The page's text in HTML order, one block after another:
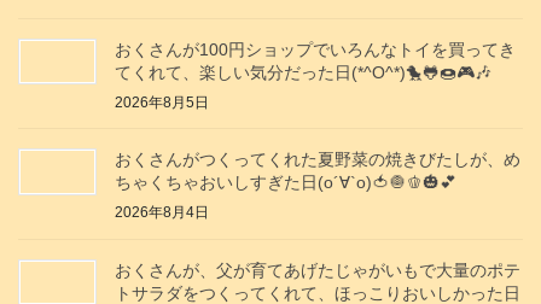
おくさんが100円ショップでいろんなトイを買ってき
てくれて、楽しい気分だった日(*^O^*)🐤🐸🍩🎮️🎶
2026年8月5日
おくさんがつくってくれた夏野菜の焼きびたしが、め
ちゃくちゃおいしすぎた日(о´∀`о)🍅🧅🫑🎃💕
2026年8月4日
おくさんが、父が育てあげたじゃがいもで大量のポテ
トサラダをつくってくれて、ほっこりおいしかった日